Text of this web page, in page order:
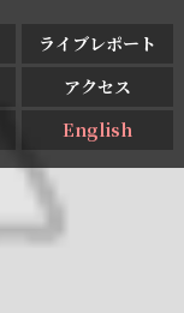
ライブレポート
アクセス
English